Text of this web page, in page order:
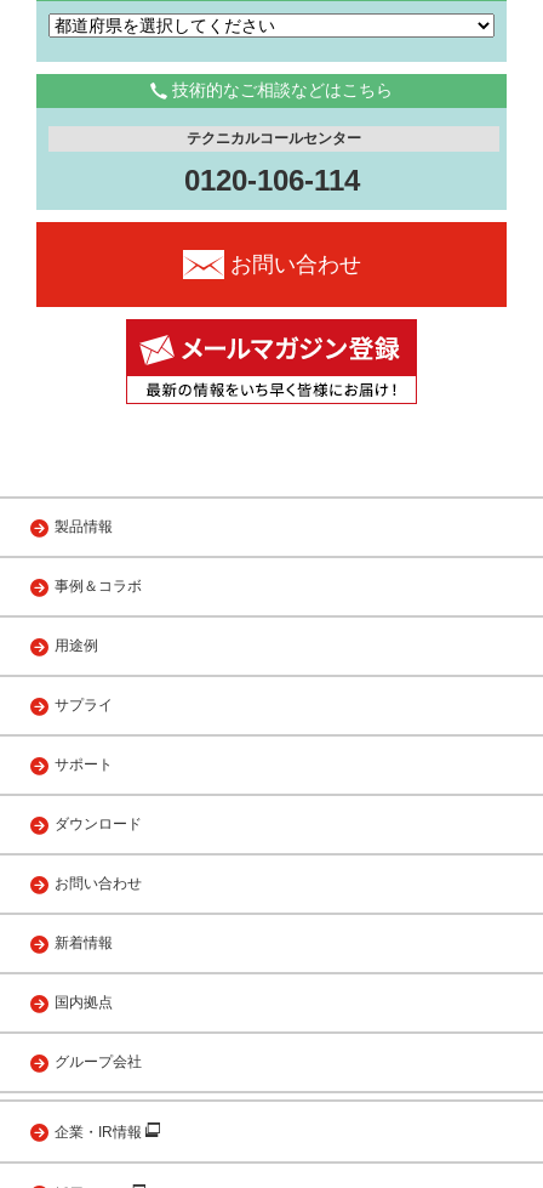
技術的なご相談などはこちら
テクニカルコールセンター
0120-106-114
お問い合わせ
製品情報
事例＆コラボ
用途例
サプライ
サポート
ダウンロード
お問い合わせ
新着情報
国内拠点
グループ会社
企業・IR情報